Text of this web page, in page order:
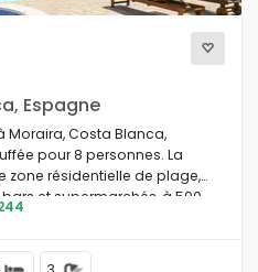
Espagne
Moraira, Costa Blanca,
pour 8 personnes. La
zone résidentielle de plage,
et supermarchés, à 500
et à 0,5 km de la mer